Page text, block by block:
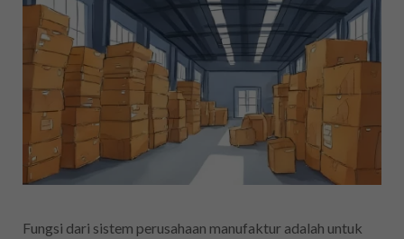
Fungsi dari sistem perusahaan manufaktur adalah untuk